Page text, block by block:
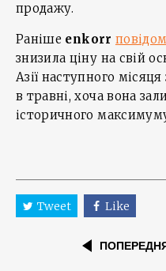
продажу.
Раніше enkorr
знизила ціну на свій
Азії наступного
в травні, хоча вона
історичного
Tweet Like